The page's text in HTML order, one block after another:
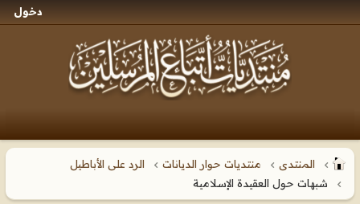
دخول
المنتدى منتديات حوار الديانات
الرد على الأباطيل
شبهات حول العقيدة الإسلامية